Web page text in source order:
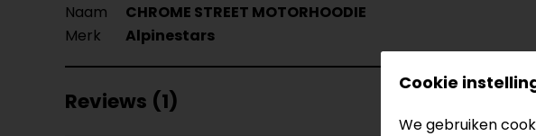
Naam CHROME STREET MOTORHOODIE
Merk
Alpinestars
Reviews (1)
Cookie
We gebruiken